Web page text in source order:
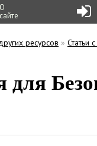
О
сайте
ресурсов » Статьи